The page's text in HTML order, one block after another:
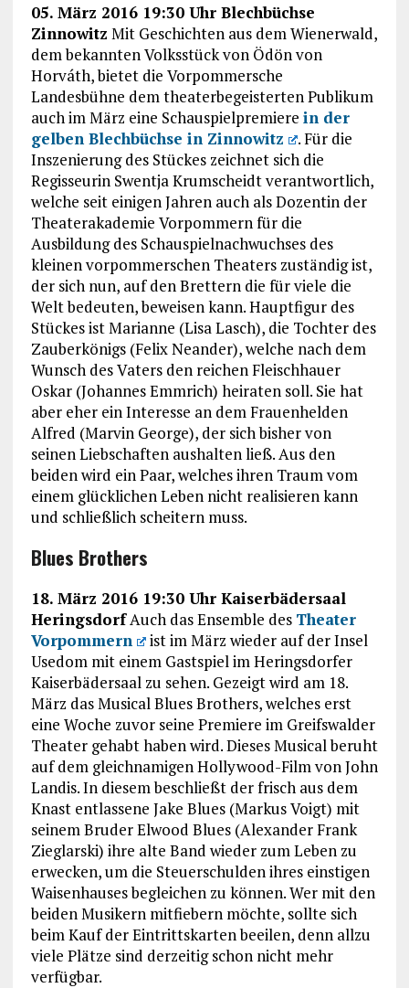
05. März 2016 19:30 Uhr Blechbüchse
Zinnowitz Mit Geschichten aus dem Wienerwald,
dem bekannten Volksstück von Ödön von
Horváth, bietet die Vorpommersche
Landesbühne dem theaterbegeisterten Publikum
auch im März eine Schauspielpremiere in der
gelben Blechbüchse in Zinnowitz
. Für die
Inszenierung des Stückes zeichnet sich die
Regisseurin Swentja Krumscheidt verantwortlich,
welche seit einigen Jahren auch als Dozentin der
Theaterakademie Vorpommern für die
Ausbildung des Schauspielnachwuchses des
kleinen vorpommerschen Theaters zuständig ist,
der sich nun, auf den Brettern die für viele die
Welt bedeuten, beweisen kann. Hauptfigur des
Stückes ist Marianne (Lisa Lasch), die Tochter des
Zauberkönigs (Felix Neander), welche nach dem
Wunsch des Vaters den reichen Fleischhauer
Oskar (Johannes Emmrich) heiraten soll. Sie hat
aber eher ein Interesse an dem Frauenhelden
Alfred (Marvin George), der sich bisher von
seinen Liebschaften aushalten ließ. Aus den
beiden wird ein Paar, welches ihren Traum vom
einem glücklichen Leben nicht realisieren kann
und schließlich scheitern muss.
Blues Brothers
18. März 2016 19:30 Uhr Kaiserbädersaal
HeringsdorfAuch das Ensemble des Theater
Vorpommern
ist im März wieder auf der Insel
Usedom mit einem Gastspiel im Heringsdorfer
Kaiserbädersaal zu sehen. Gezeigt wird am 18.
März das Musical Blues Brothers, welches erst
eine Woche zuvor seine Premiere im Greifswalder
Theater gehabt haben wird. Dieses Musical beruht
auf dem gleichnamigen Hollywood-Film von John
Landis. In diesem beschließt der frisch aus dem
Knast entlassene Jake Blues (Markus Voigt) mit
seinem Bruder Elwood Blues (Alexander Frank
Zieglarski) ihre alte Band wieder zum Leben zu
erwecken, um die Steuerschulden ihres einstigen
Waisenhauses begleichen zu können. Wer mit den
beiden Musikern mitfiebern möchte, sollte sich
beim Kauf der Eintrittskarten beeilen, denn allzu
viele Plätze sind derzeitig schon nicht mehr
verfügbar.